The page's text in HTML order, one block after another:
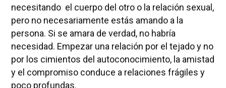
necesitando el cuerpo del otro o la relación sexual,
pero no necesariamente estás amando a la
persona. Si se amara de verdad, no habría
necesidad. Empezar una relación por el tejado y no
por los cimientos del autoconocimiento, la amistad
y el compromiso conduce a relaciones frágiles y
poco profundas.